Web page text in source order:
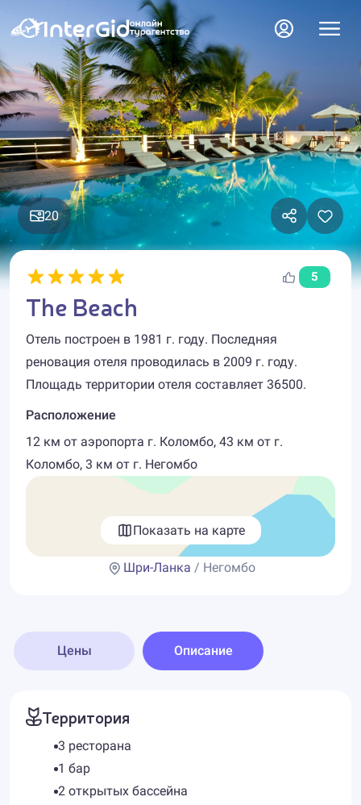
20
5
The Beach
Отель построен в 1981 г. году. Последняя
реновация отеля проводилась в 2009 г. году.
Площадь территории отеля составляет 36500.
Расположение
12 км от аэропорта г. Коломбо, 43 км от г.
Коломбо, 3 км от г. Негомбо
Показать на карте
Шри-Ланка / Негомбо
Цены Описание
Территория
3 ресторана
1 бар
2 открытых бассейна